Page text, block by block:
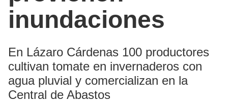
inundaciones
En Lázaro Cárdenas 100 productores
cultivan tomate en invernaderos con
agua pluvial y comercializan en la
Central de Abastos